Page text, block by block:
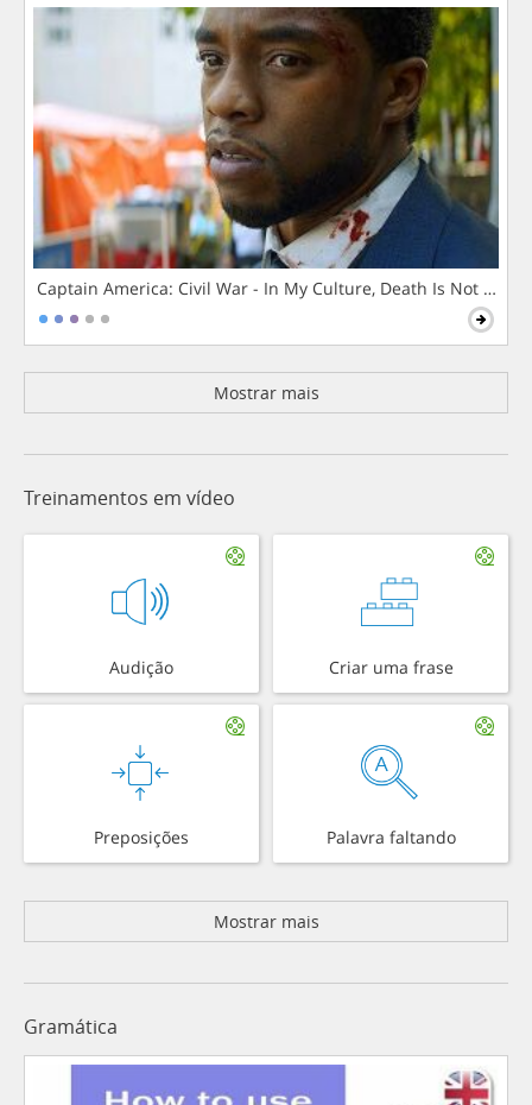
Captain America: Civil War - In My Culture, Death Is Not The
Mostrar mais
Treinamentos em vídeo
Audição Criar uma frase
Preposições Palavra faltando
Mostrar mais
Gramática